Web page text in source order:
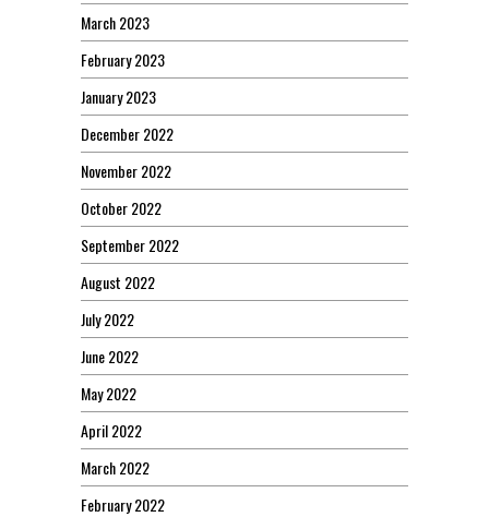
March 2023
February 2023
January 2023
December 2022
November 2022
October 2022
September 2022
August 2022
July 2022
June 2022
May 2022
April 2022
March 2022
February 2022